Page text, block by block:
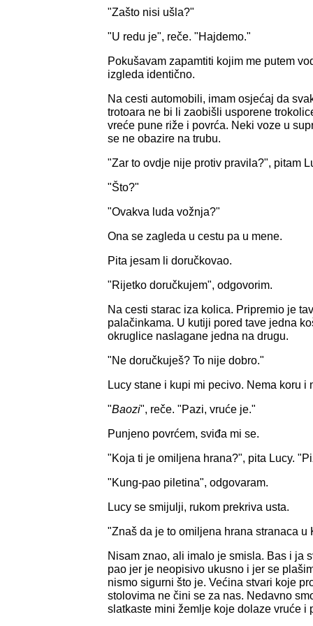
"Zašto nisi ušla?"
"U redu je", reče. "Hajdemo."
Pokušavam zapamtiti kojim me putem
izgleda identično.
Na cesti automobili, imam osjećaj da
trotoara ne bi li zaobišli usporene
vreće pune riže i povrća. Neki voze u
se ne obazire na trubu.
"Zar to ovdje nije protiv pravila?", pitam
"Što?"
"Ovakva luda vožnja?"
Ona se zagleda u cestu pa u mene.
Pita jesam li doručkovao.
"Rijetko doručkujem", odgovorim.
Na cesti starac iza kolica. Pripremio je
palačinkama. U kutiji pored tave jedna
okruglice naslagane jedna na drugu.
"Ne doručkuješ? To nije dobro."
Lucy stane i kupi mi pecivo. Nema koru i
"Baozi", reče. "Pazi, vruće je."
Punjeno povrćem, sviđa mi se.
"Koja ti je omiljena hrana?", pita Lucy.
"Kung-pao piletina", odgovaram.
Lucy se smijulji, rukom prekriva usta.
"Znaš da je to omiljena hrana stranaca u
Nisam znao, ali imalo je smisla. Bas i ja
pao jer je neopisivo ukusno i jer se
nismo sigurni što je. Većina stvari koje
stolovima ne čini se za nas. Nedavno
slatkaste mini žemlje koje dolaze vruće i